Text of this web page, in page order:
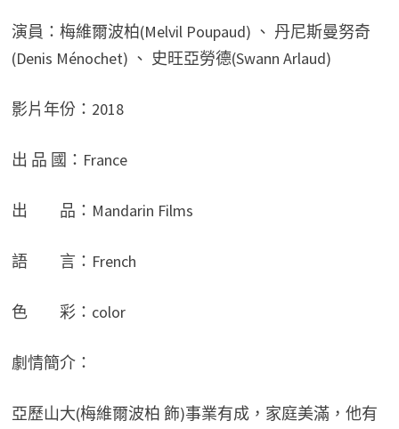
演員：梅維爾波柏(Melvil Poupaud) 、 丹尼斯曼努奇
(Denis Ménochet) 、 史旺亞勞德(Swann Arlaud)
影片年份：2018
出 品 國：France
出 品：Mandarin Films
語 言：French
色 彩：color
劇情簡介：
亞歷山大(梅維爾波柏 飾)事業有成，家庭美滿，他有